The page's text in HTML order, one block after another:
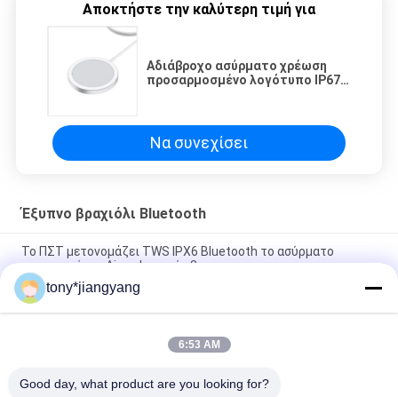
Αποκτήστε την καλύτερη τιμή για
Αδιάβροχο ασύρματο χρέωση
προσαρμοσμένο λογότυπο IP67
Να συνεχίσει
Έξυπνο βραχιόλι Bluetooth
Το ΠΣΤ μετονομάζει TWS IPX6 Bluetooth το ασύρματο
ακουστικό για Airpodes υπέρ 3
Αδιάβροχο ασύρματο χρέωση προσαρμοσμένο λογότυπο IP67
15W για τη Apple Huawei
6mm λεπτός στρογγυλός 15W qi ασύρματος φορτιστής
tony*jiangyang
6:53 AM
Good day, what product are you looking for?